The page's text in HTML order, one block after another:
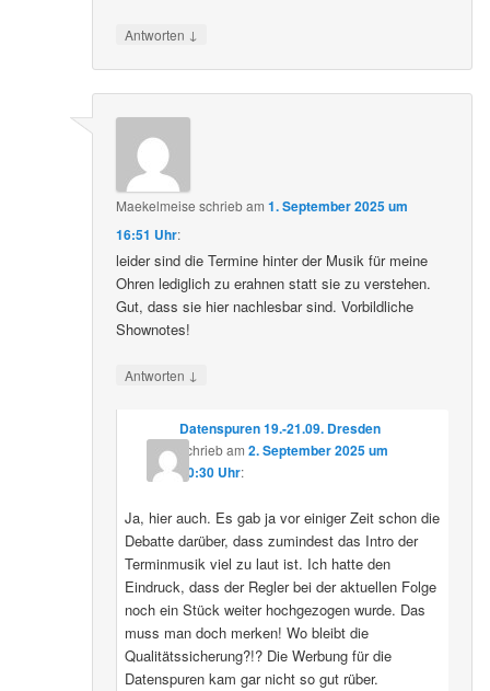
Antworten ↓
Maekelmeise schriebam1. September 2025 um
16:51 Uhr:
leider sind die Termine hinter der Musik für meine
Ohren lediglich zu erahnen statt sie zu verstehen.
Gut, dass sie hier nachlesbar sind. Vorbildliche
Shownotes!
Antworten ↓
Datenspuren 19.-21.09. Dresden
schriebam 2. September 2025 um
10:30 Uhr:
Ja, hier auch. Es gab ja vor einiger Zeit schon die
Debatte darüber, dass zumindest das Intro der
Terminmusik viel zu laut ist. Ich hatte den
Eindruck, dass der Regler bei der aktuellen Folge
noch ein Stück weiter hochgezogen wurde. Das
muss man doch merken! Wo bleibt die
Qualitätssicherung?!? Die Werbung für die
Datenspuren kam gar nicht so gut rüber.